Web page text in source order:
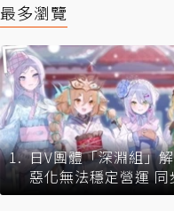
最多瀏覽
日V團體「深淵組」
惡化無法穩定營運
來去向